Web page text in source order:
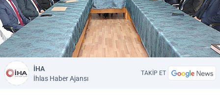
İHA
İhlas Haber Ajansı
TAKİP ET